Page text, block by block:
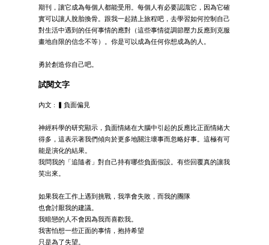
期刊，讓它成為每個人都能受用。每個人有必要認識它，因為它確
實可以讓人脫胎換骨。跟我一起踏上旅程吧，去學習如何控制自己
對生活中遇到的任何事情的應對（這些事情從調節壓力反應到克服
畫地自限的信念不等）。你是可以成為任何你想成為的人。
勇於創造你自己吧。
試閱文字
內文 : ▍負面偏見
神經科學的研究顯示，負面情緒在大腦中引起的反應比正面情緒大
得多，這表示著我們傾向於更多地關注壞事而忽略好事。這極有可
能是演化的結果。
我問我的「追隨者」對自己持有哪些負面假設。有些回覆真的讓我
笑出來。
如果我在工作上遇到挑戰，我準會失敗，而我的團隊
也會討厭我的建議。
我暗戀的人不會因為我而喜歡我。
我害怕想一些正面的事情，抱持希望
只是為了失望。